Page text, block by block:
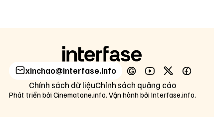
xinchao@interfase.info
Chính sách dữ liệuChính sách quảng cáo
Phát triển bởi Cinematone.info. Vận hành bởi Interfase.info.